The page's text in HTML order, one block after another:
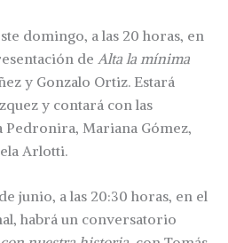
domingo, a las 20 horas, en
de Alta la mínima
y Gonzalo Ortiz. Estará
y contará con las
Pedronira, Mariana Gómez,
Arlotti.
junio, a las 20:30 horas, en el
habrá un conversatorio